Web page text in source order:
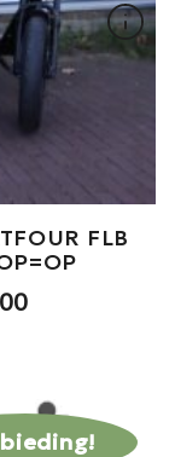
FLB
Huidige
€1.599,00.